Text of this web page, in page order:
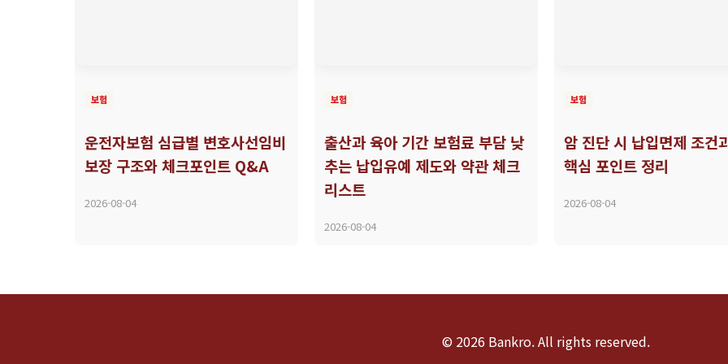
보험
운전자보험 심급별 변호사선임비
보장 구조와 체크포인트 Q&A
2026-08-04
보험
출산과 육아 기간 보험료 부담 낮
추는 납입유예 제도와 약관 체크
리스트
2026-08-04
보험
암 진단 시 납입면제 조건
핵심 포인트 정리
2026-08-04
© 2026 Bankro. All rights reserved.